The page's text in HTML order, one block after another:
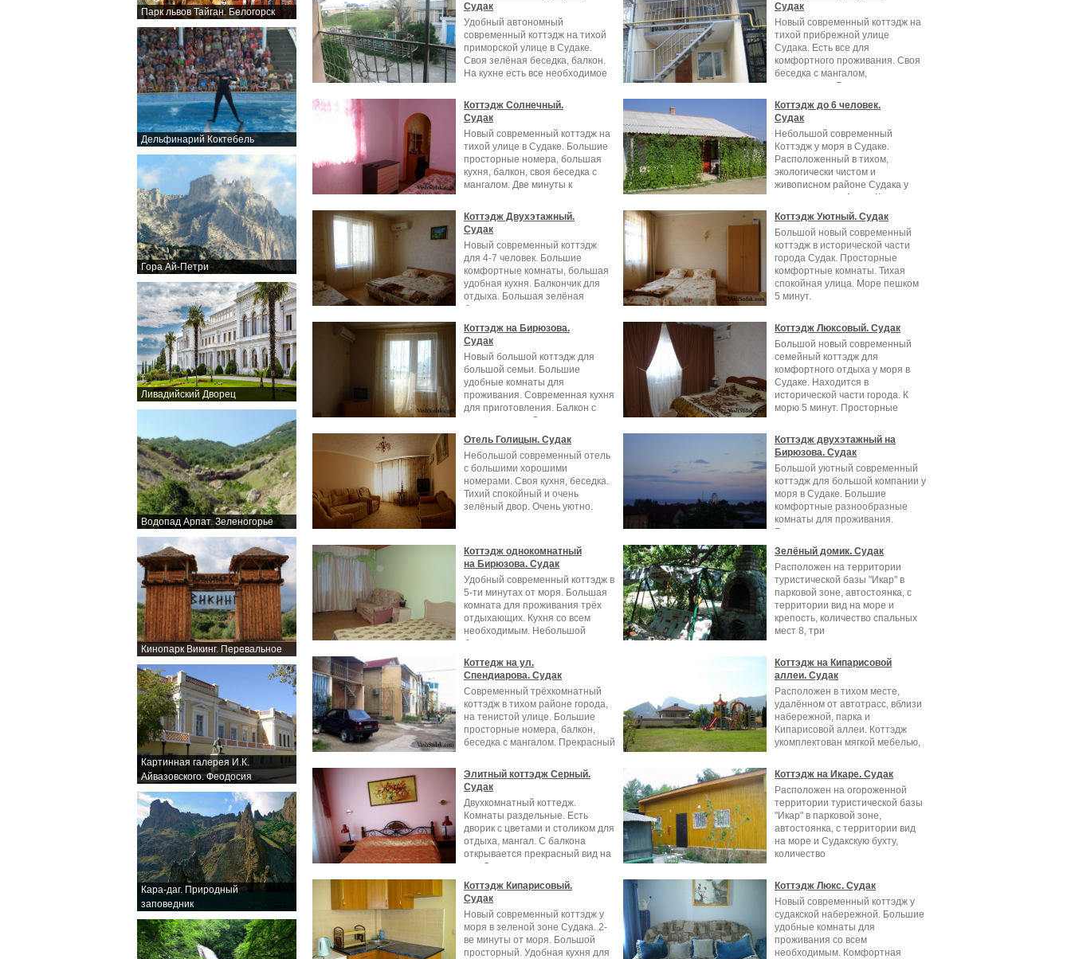
Парк львов Тайган. Белогорск
Дельфинарий Коктебель
Гора Ай-Петри
Ливадийский Дворец
Водопад Арпат. Зеленогорье
Кинопарк Викинг. Перевальное
Картинная галерея И.К.
Айвазовского. Феодосия
Кара-даг. Природный
заповедник
Судак
Удобный автономный
современный коттэдж на тихой
приморской улице в Судаке.
Своя зелёная беседка, балкон.
На кухне есть все необходимое
Судак
Новый современный коттэдж на
тихой прибрежной улице
Судака. Есть все для
комфортного проживания. Своя
беседка с мангалом,
автостоянка. Большие
Коттэдж Солнечный.
Судак
Новый современный коттэдж на
тихой улице в Судаке. Большие
просторные номера, большая
кухня, балкон, своя беседка с
мангалом. Две минуты к
Коттэдж до 6 человек.
Судак
Небольшой современный
Коттэдж у моря в Судаке.
Расположенный в тихом,
экологически чистом и
живописном районе Судака у
подножья горы Алчак-Кая, где
Коттэдж Двухэтажный.
Судак
Новый современный коттэдж
для 4-7 человек. Большие
комфортные комнаты, большая
удобная кухня. Балкончик для
отдыха. Большая зелёная
беседка с
Коттэдж Уютный. Судак
Большой новый современный
коттэдж в исторической части
города Судак. Просторные
комфортные комнаты. Тихая
спокойная улица. Море пешком
5 минут.
Коттэдж на Бирюзова.
Судак
Новый большой коттэдж для
большой семьи. Большие
удобные комнаты для
проживания. Современная кухня
для приготовления. Балкон с
видом на горы Судака.
Коттэдж Люксовый. Судак
Большой новый современный
семейный коттэдж для
комфортного отдыха у моря в
Судаке. Находится в
исторической части города. К
морю 5 минут. Просторные
Отель Голицын. Судак
Небольшой современный отель
с большими хорошими
номерами. Своя кухня, беседка.
Тихий спокойный и очень
зелёный двор. Очень уютно.
Коттэдж двухэтажный на
Бирюзова. Судак
Большой уютный современный
коттэдж для большой компании у
моря в Судаке. Большие
комфортные разнообразные
комнаты для проживания.
Балкон со столиком
Коттэдж однокомнатный
на Бирюзова. Судак
Удобный современный коттэдж в
5-ти минутах от моря. Большая
комната для проживания трёх
отдыхающих. Кухня со всем
необходимым. Небольшой
балкон со
Зелёный домик. Судак
Расположен на территории
туристической базы "Икар" в
парковой зоне, автостоянка, с
территории вид на море и
крепость, количество спальных
мест 8, три
Коттедж на ул.
Спендиарова. Судак
Современный трёхкомнатный
коттэдж в тихом районе города,
на тенистой улице. Большие
просторные номера, балкон,
беседка с мангалом. Прекрасный
Коттэдж на Кипарисовой
аллеи. Судак
Расположен в тихом месте,
удалённом от автотрасс, вблизи
набережной, парка и
Кипарисовой аллеи. Коттэдж
укомплектован мягкой мебелью,
Элитный коттэдж Серный.
Судак
Двухкомнатный коттедж.
Комнаты раздельные. Есть
дворик с цветами и столиком для
отдыха, мангал. С балкона
открывается прекрасный вид на
всю Судакскую
Коттэдж на Икаре. Судак
Расположен на огороженной
территории туристической базы
"Икар" в парковой зоне,
автостоянка, с территории вид
на море и Судакскую бухту,
количество
Коттэдж Кипарисовый.
Судак
Новый современный коттэдж у
моря в зеленой зоне Судака. 2-
ве минуты от моря. Большой
просторный. Удобная кухня для
Коттэдж Люкс. Судак
Новый современный коттэдж у
судакской набережной. Большие
удобные комнаты для
проживания со всем
необходимым. Комфортная